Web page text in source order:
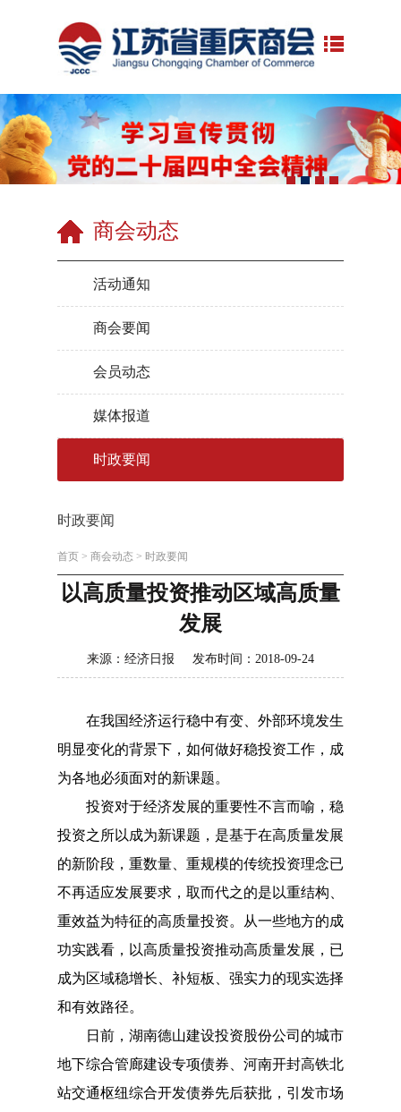
商会动态
活动通知
商会要闻
会员动态
媒体报道
时政要闻
时政要闻
首页 > 商会动态 > 时政要闻
以高质量投资推动区域高质量
发展
来源：经济日报 发布时间：2018-09-24
在我国经济运行稳中有变、外部环境发生
明显变化的背景下，如何做好稳投资工作，成
为各地必须面对的新课题。
投资对于经济发展的重要性不言而喻，稳
投资之所以成为新课题，是基于在高质量发展
的新阶段，重数量、重规模的传统投资理念已
不再适应发展要求，取而代之的是以重结构、
重效益为特征的高质量投资。从一些地方的成
功实践看，以高质量投资推动高质量发展，已
成为区域稳增长、补短板、强实力的现实选择
和有效路径。
日前，湖南德山建设投资股份公司的城市
地下综合管廊建设专项债券、河南开封高铁北
站交通枢纽综合开发债券先后获批，引发市场